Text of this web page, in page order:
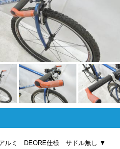
ルミ DEORE仕様 サドル無し ▼